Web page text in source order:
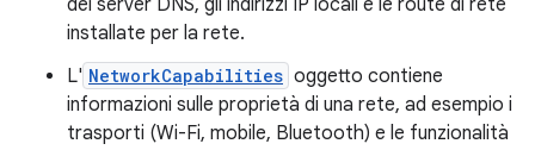
dei server DNS, gli indirizzi IP locali e le route di rete
installate per la rete.
L' NetworkCapabilities oggetto contiene
informazioni sulle proprietà di una rete, ad esempio i
trasporti (Wi-Fi, mobile, Bluetooth) e le funzionalità